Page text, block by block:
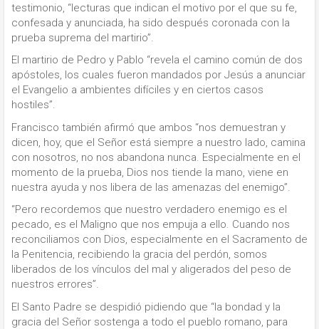
testimonio, “lecturas que indican el motivo por el que su fe,
confesada y anunciada, ha sido después coronada con la
prueba suprema del martirio”.
El martirio de Pedro y Pablo “revela el camino común de dos
apóstoles, los cuales fueron mandados por Jesús a anunciar
el Evangelio a ambientes difíciles y en ciertos casos
hostiles”.
Francisco también afirmó que ambos “nos demuestran y
dicen, hoy, que el Señor está siempre a nuestro lado, camina
con nosotros, no nos abandona nunca. Especialmente en el
momento de la prueba, Dios nos tiende la mano, viene en
nuestra ayuda y nos libera de las amenazas del enemigo”.
“Pero recordemos que nuestro verdadero enemigo es el
pecado, es el Maligno que nos empuja a ello. Cuando nos
reconciliamos con Dios, especialmente en el Sacramento de
la Penitencia, recibiendo la gracia del perdón, somos
liberados de los vínculos del mal y aligerados del peso de
nuestros errores”.
El Santo Padre se despidió pidiendo que “la bondad y la
gracia del Señor sostenga a todo el pueblo romano, para